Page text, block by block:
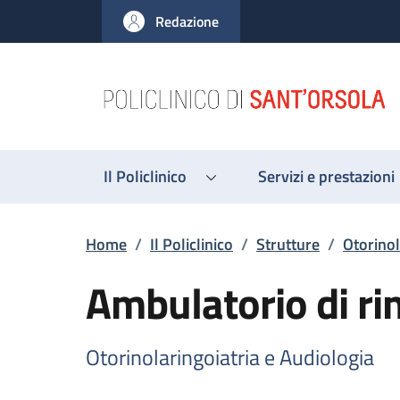
al contenuto principale
to footer content
Redazione
Il Policlinico Servizi e prestazioni
Briciole di pane
Home / Il Policlinico / Strutture /
Ambulatorio di
Otorinolaringoiatria e Audiologia